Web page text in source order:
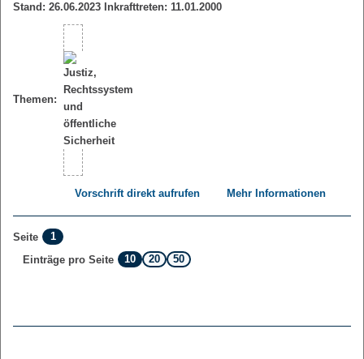
Stand: 26.06.2023 Inkrafttreten: 11.01.2000
Themen:
Vorschrift direkt aufrufen Mehr Informationen
Seite
1
Einträge pro Seite
10 20 50